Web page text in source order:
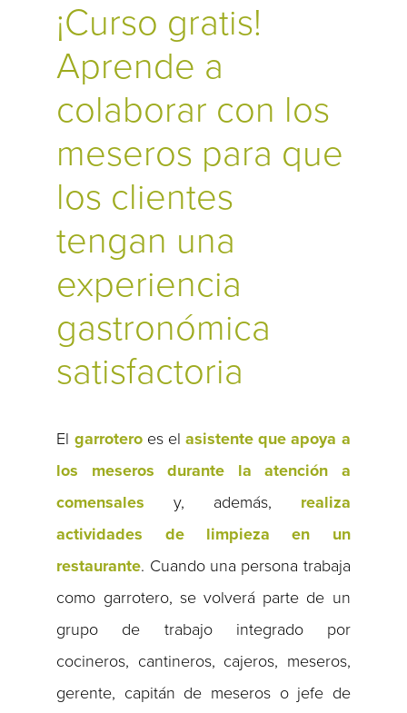
¡Curso gratis!
Aprende a
colaborar con los
meseros para que
los clientes
tengan una
experiencia
gastronómica
satisfactoria
El garroteroes elasistente que apoya a
los meseros durante la atención a
comensales y, además, realiza
actividades de limpieza en un
restaurante. Cuando una persona trabaja
como garrotero, se volverá parte de un
grupo de trabajo integrado por
cocineros, cantineros, cajeros, meseros,
gerente, capitán de meseros o jefe de